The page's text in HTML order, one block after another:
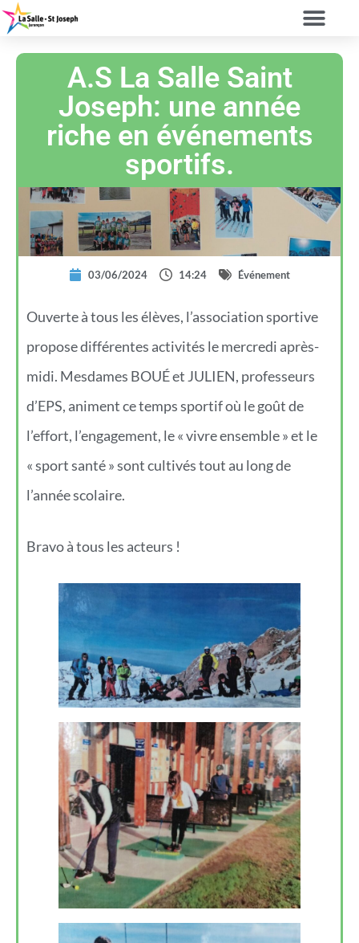
A.S La Salle Saint
Joseph: une année
riche en événements
sportifs.
03/06/2024 14:24 Événement
Ouverte à tous les élèves, l’association sportive
propose différentes activités le mercredi après-
midi. Mesdames BOUÉ et JULIEN, professeurs
d’EPS, animent ce temps sportif où le goût de
l’effort, l’engagement, le « vivre ensemble » et le
« sport santé » sont cultivés tout au long de
l’année scolaire.
Bravo à tous les acteurs !